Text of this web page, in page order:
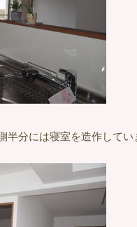
半分には寝室を造作してい